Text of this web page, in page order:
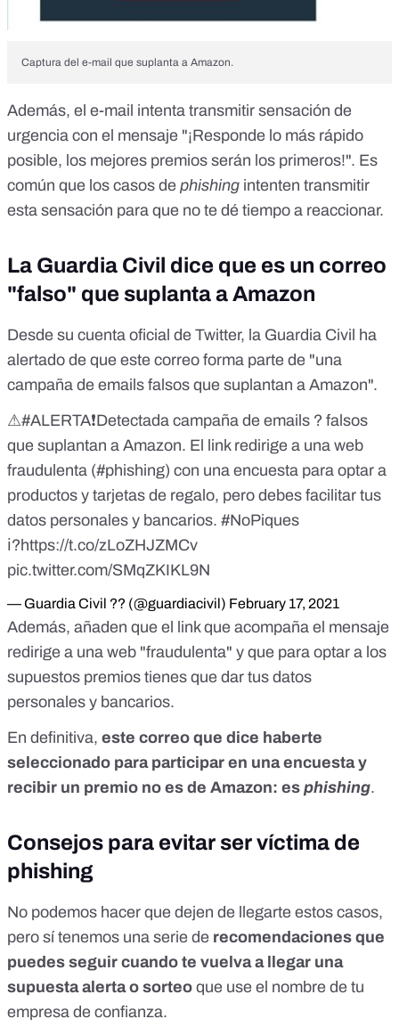
Captura del e-mail que suplanta a Amazon.
Además, el e-mail intenta transmitir sensación de
urgencia con el mensaje "¡Responde lo más rápido
posible, los mejores premios serán los primeros!". Es
común que los casos de phishing intenten transmitir
esta sensación para que no te dé tiempo a reaccionar.
La Guardia Civil dice que es un correo
"falso" que suplanta a Amazon
Desde su cuenta oficial de Twitter, la Guardia Civil ha
alertado de que este correo forma parte de "una
campaña de emails falsos que suplantan a Amazon".
⚠#ALERTA❗Detectada campaña de emails ? falsos
que suplantan a Amazon. El link redirige a una web
fraudulenta (#phishing) con una encuesta para optar a
productos y tarjetas de regalo, pero debes facilitar tus
datos personales y bancarios. #NoPiques
ℹ?https://t.co/zLoZHJZMCv
pic.twitter.com/SMqZKIKL9N
— Guardia Civil ?? (@guardiacivil) February 17, 2021
Además, añaden que el link que acompaña el mensaje
redirige a una web "fraudulenta" y que para optar a los
supuestos premios tienes que dar tus datos
personales y bancarios.
En definitiva, este correo que dice haberte
seleccionado para participar en una encuesta y
recibir un premio no es de Amazon: es phishing.
Consejos para evitar ser víctima de
phishing
No podemos hacer que dejen de llegarte estos casos,
pero sí tenemos una serie de recomendaciones que
puedes seguir cuando te vuelva a llegar una
supuesta alerta o sorteo que use el nombre de tu
empresa de confianza.